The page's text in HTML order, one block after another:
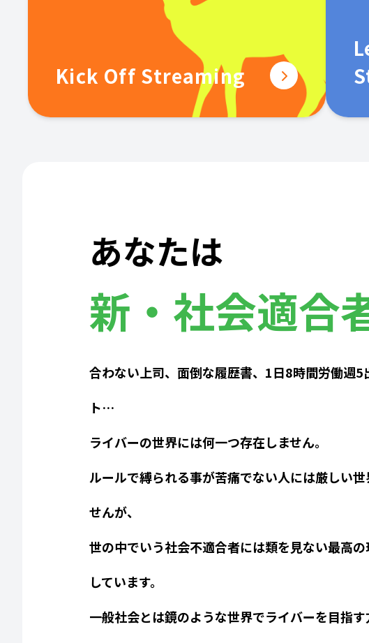
Kick Off Streaming
あなたは
新・社会適合
合わない上司、面倒な履歴書、1日8時間労働週5
ト…
ライバーの世界には何一つ存在しません。
ルールで縛られる事が苦痛でない人には厳しい
せんが、
世の中でいう社会不適合者には類を見ない最高
しています。
一般社会とは鏡のような世界でライバーを目指